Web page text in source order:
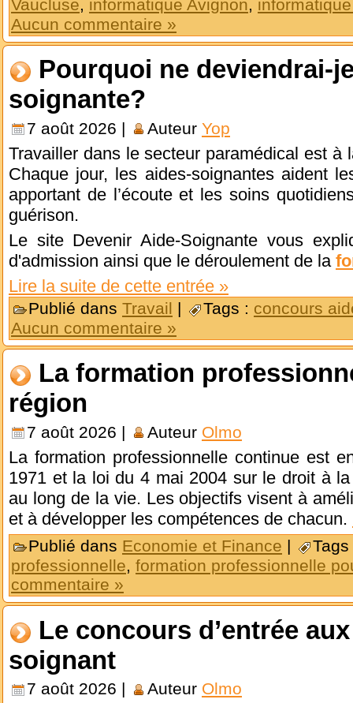
Vaucluse, informatique Avignon,
Aucun commentaire »
Pourquoi ne deviendrai-
soignante?
7 août 2026 | Auteur Yop
Travailler dans le secteur paramédical est à
Chaque jour, les aides-soignantes aident
apportant de l’écoute et les soins
guérison.
Le site Devenir Aide-Soignante vous
d'admission ainsi que le déroulement de la
Lire la suite de cette entrée »
Publié dans Travail | Tags : concours
Aucun commentaire »
La formation
région
7 août 2026 | Auteur Olmo
La formation professionnelle continue est
1971 et la loi du 4 mai 2004 sur le droit à
au long de la vie. Les objectifs visent à
et à développer les compétences de chacun.
Publié dans Economie et Finance |
professionnelle, formation professionnelle
commentaire »
Le concours d’entrée
soignant
7 août 2026 | Auteur Olmo